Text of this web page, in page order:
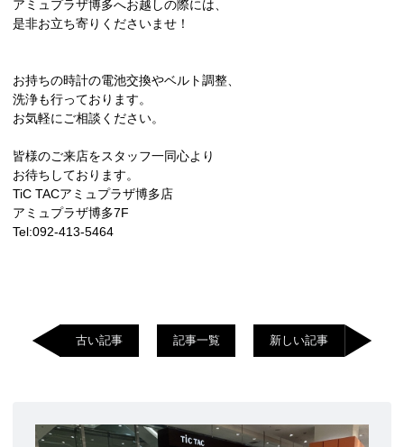
アミュプラザ博多へお越しの際には、
是非お立ち寄りくださいませ！
お持ちの時計の電池交換やベルト調整、
洗浄も行っております。
お気軽にご相談ください。
皆様のご来店をスタッフ一同心より
お待ちしております。
TiC TACアミュプラザ博多店
アミュプラザ博多7F
Tel:092-413-5464
古い記事 記事一覧 新しい記事